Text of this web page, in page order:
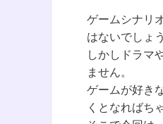
ゲームシナリ
はないでしょ
しかしドラマ
ません。
ゲームが好き
くとなればち